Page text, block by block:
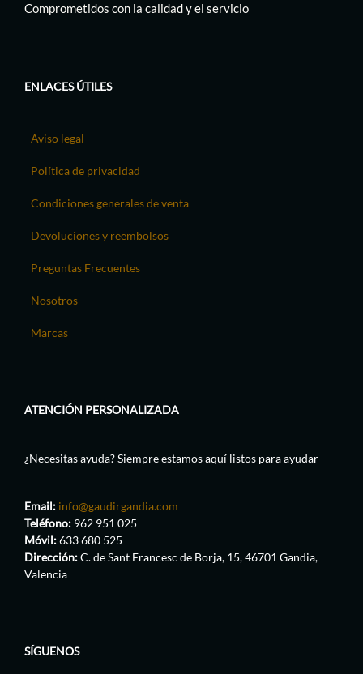
Comprometidos con la calidad y el servicio
ENLACES ÚTILES
Aviso legal
Política de privacidad
Condiciones generales de venta
Devoluciones y reembolsos
Preguntas Frecuentes
Nosotros
Marcas
ATENCIÓN PERSONALIZADA
¿Necesitas ayuda? Siempre estamos aquí listos para ayudar
Email: info@gaudirgandia.com
Teléfono: 962 951 025
Móvil:633 680 525
Dirección:C. de Sant Francesc de Borja, 15, 46701 Gandia,
Valencia
SÍGUENOS